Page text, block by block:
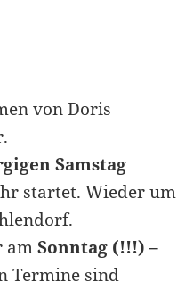
von Doris
Samstag
startet. Wieder um
amSonntag (!!!) –
Termine sind